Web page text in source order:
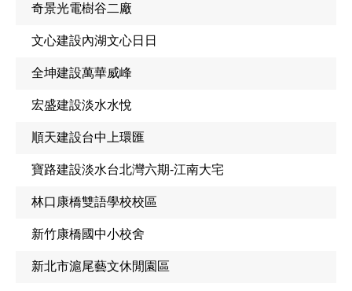
奇景光電樹谷二廠
文心建設內湖文心日日
全坤建設萬華威峰
宏盛建設淡水水悅
順天建設台中上環匯
寶路建設淡水台北灣六期-江南大宅
林口康橋雙語學校校區
新竹康橋國中小校舍
新北市滬尾藝文休閒園區